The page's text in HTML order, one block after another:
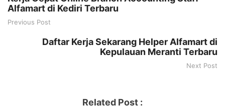
Alfamart di Kediri Terbaru
Previous Post
Daftar Kerja Sekarang Helper Alfamart di
Kepulauan Meranti Terbaru
Next Post
Related Post :